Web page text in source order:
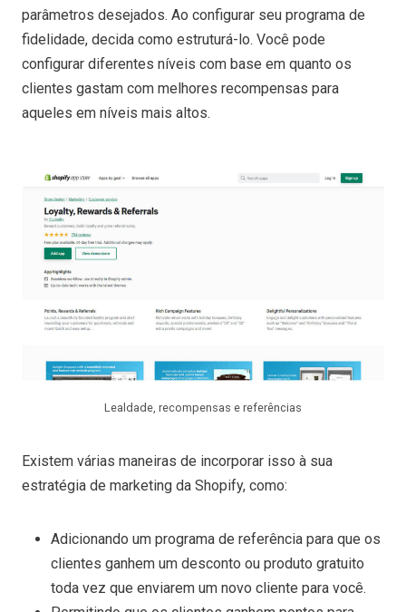
parâmetros desejados. Ao configurar seu programa de
fidelidade, decida como estruturá-lo. Você pode
configurar diferentes níveis com base em quanto os
clientes gastam com melhores recompensas para
aqueles em níveis mais altos.
Lealdade, recompensas e referências
Existem várias maneiras de incorporar isso à sua
estratégia de marketing da Shopify, como:
Adicionando um programa de referência para que os
clientes ganhem um desconto ou produto gratuito
toda vez que enviarem um novo cliente para você.